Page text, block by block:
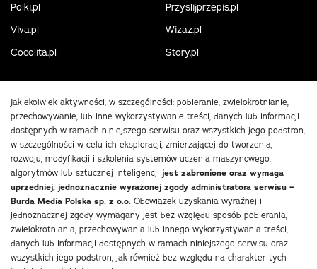
Polki.pl
Przyslijprzepis.pl
Viva.pl
Wizaz.pl
Cocolita.pl
Story.pl
Jakiekolwiek aktywności, w szczególności: pobieranie, zwielokrotnianie,
przechowywanie, lub inne wykorzystywanie treści, danych lub informacji
dostępnych w ramach niniejszego serwisu oraz wszystkich jego podstron,
w szczególności w celu ich eksploracji, zmierzającej do tworzenia,
rozwoju, modyfikacji i szkolenia systemów uczenia maszynowego,
algorytmów lub sztucznej inteligencji jest zabronione oraz wymaga
uprzedniej, jednoznacznie wyrażonej zgody administratora serwisu –
Burda Media Polska sp. z o.o. Obowiązek uzyskania wyraźnej i
jednoznacznej zgody wymagany jest bez względu sposób pobierania,
zwielokrotniania, przechowywania lub innego wykorzystywania treści,
danych lub informacji dostępnych w ramach niniejszego serwisu oraz
wszystkich jego podstron, jak również bez względu na charakter tych